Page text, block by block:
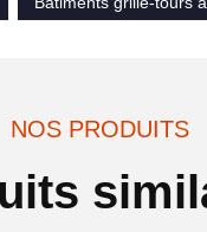
NOS PRODUITS